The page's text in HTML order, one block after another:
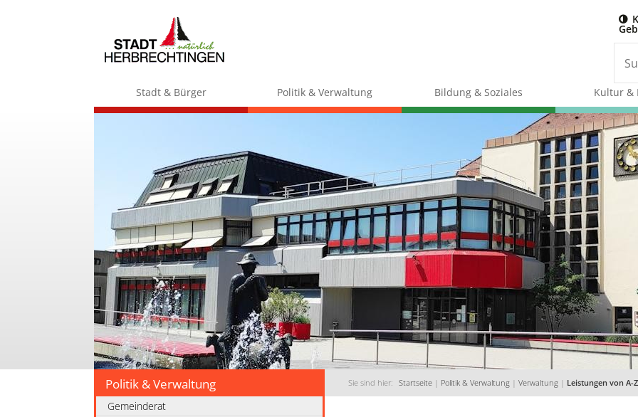
Stadt & Bürger Politik & Verwaltung Bildung & Soziales Kultur &
Politik & Verwaltung Sie sind hier: Startseite | Politik & Verwaltung | Verwaltung | Leistungen von A-Z
Gemeinderat